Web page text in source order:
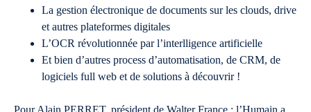
La gestion électronique de documents sur les clouds, drive
et autres plateformes digitales
L’OCR révolutionnée par l’interlligence artificielle
Et bien d’autres process d’automatisation, de CRM, de
logiciels full web et de solutions à découvrir !
Pour Alain PERRET, président de Walter France : l’Humain a